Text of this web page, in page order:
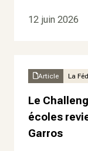
12 juin 2026
Article La
Le
écoles
Garros